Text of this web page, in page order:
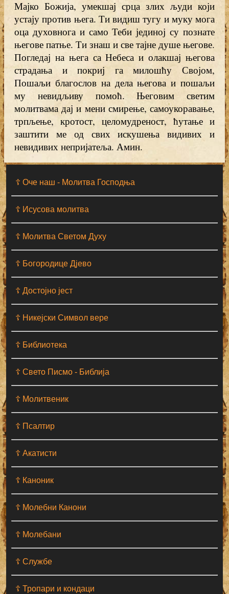
☦ Оче наш - Moлитва Господња
☦ Исусова молитва
☦ Молитва Светом Духу
☦ Богородице Дјево
☦ Достојно јест
☦ Никејски Символ вере
☦ Библиотека
☦ Свето Писмо - Библија
☦ Молитвеник
☦ Псалтир
☦ Акатисти
☦ Каноник
☦ Молебни Канони
☦ Молебани
☦ Службе
☦ Тропари и кондаци
Мајко Божија, умекшај срца злих људи који
устају против њега. Ти видиш тугу и муку мога
оца духовнога и само Теби јединој су познате
његове патње. Ти знаш и све тајне душе његове.
Погледај на њега са Небеса и олакшај његова
страдања и покриј га милошћу Својом,
Пошаљи благослов на дела његова и пошаљи
му невидљиву помоћ. Његовим светим
молитвама дај и мени смирење, самоукоравање,
трпљење, кротост, целомудреност, ћутање и
заштити ме од свих искушења видивих и
невидивих непријатеља. Амин.